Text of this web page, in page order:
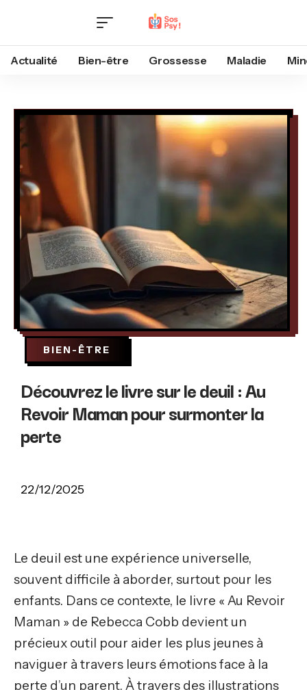
Actualité Bien-être Grossesse Maladie
BIEN-ÊTRE
Découvrez le livre sur le deuil : Au
Revoir Maman pour surmonter la
perte
22/12/2025
Le deuil est une expérience universelle,
souvent difficile à aborder, surtout pour les
enfants. Dans ce contexte, le livre « Au Revoir
Maman » de Rebecca Cobb devient un
précieux outil pour aider les plus jeunes à
naviguer à travers leurs émotions face à la
perte d’un parent. À travers des illustrations